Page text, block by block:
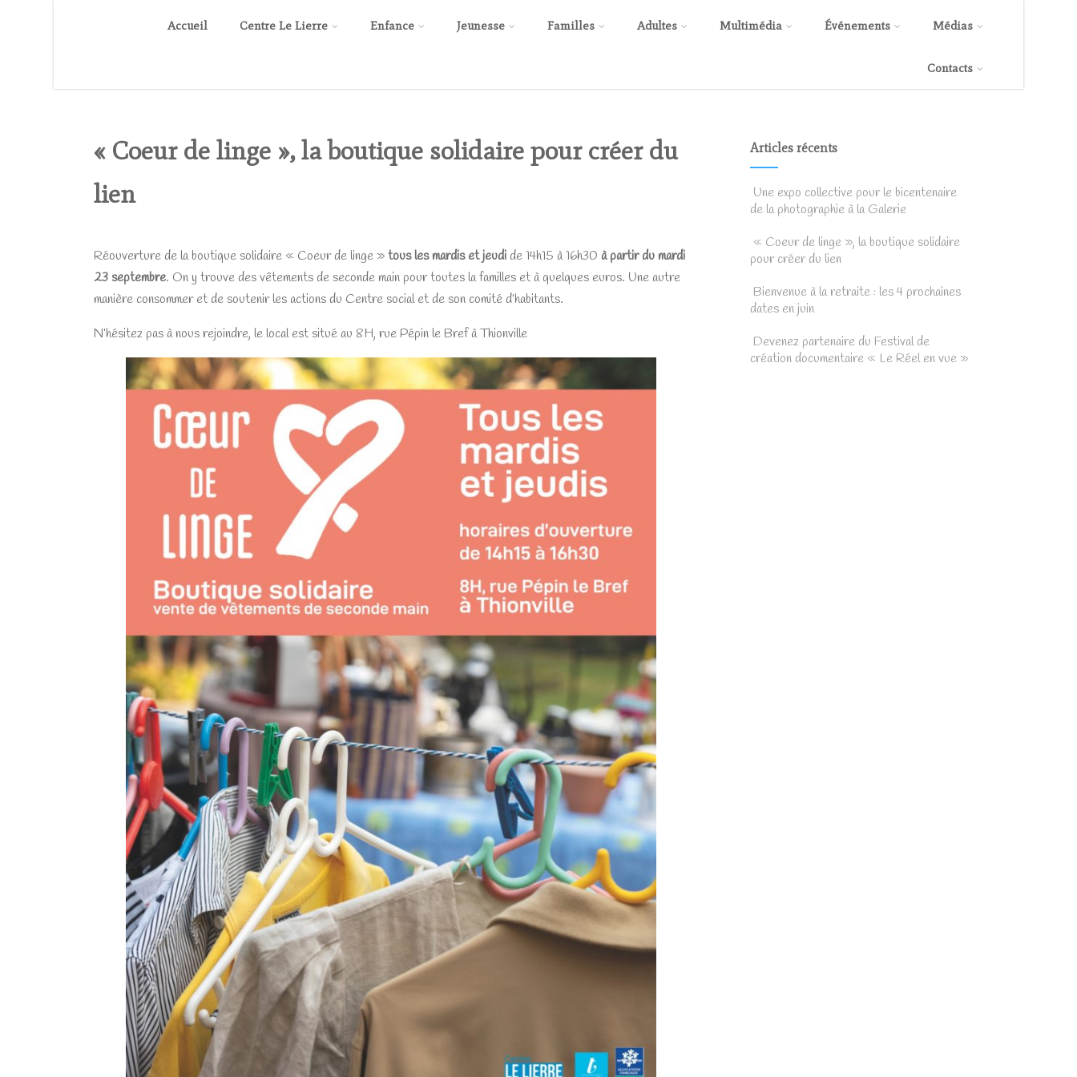
Accueil Centre Le Lierre Enfance Jeunesse Familles Adultes Multimédia Événements Médias
Contacts
« Coeur de linge », la boutique solidaire pour créer du
lien
Réouverture de la boutique solidaire « Coeur de linge »tous les mardis et jeudide 14h15 à 16h30 à partir du mardi
23 septembre. On y trouve des vêtements de seconde main pour toutes la familles et à quelques euros. Une autre
manière consommer et de soutenir les actions du Centre social et de son comité d’habitants.
N’hésitez pas à nous rejoindre, le local est situé au 8H, rue Pépin le Bref à Thionville
Articles récents
Une expo collective pour le bicentenaire
de la photographie à la Galerie
« Coeur de linge », la boutique solidaire
pour créer du lien
Bienvenue à la retraite : les 4 prochaines
dates en juin
Devenez partenaire du Festival de
création documentaire « Le Réel en vue »